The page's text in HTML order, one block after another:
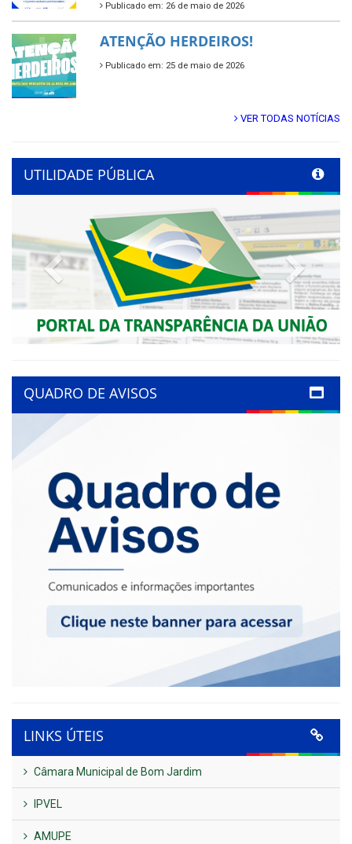
Publicado em: 26 de maio de 2026
ATENÇÃO HERDEIROS!
Publicado em: 25 de maio de 2026
VER TODAS NOTÍCIAS
UTILIDADE PÚBLICA
Previous Next
QUADRO DE AVISOS
LINKS ÚTEIS
Câmara Municipal de Bom Jardim
IPVEL
AMUPE